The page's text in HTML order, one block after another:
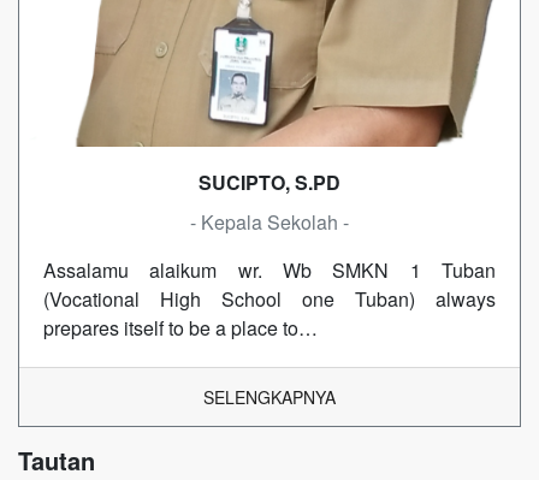
SUCIPTO, S.PD
- Kepala Sekolah -
Assalamu alaikum wr. Wb SMKN 1 Tuban
(Vocational High School one Tuban) always
prepares itself to be a place to…
SELENGKAPNYA
Tautan